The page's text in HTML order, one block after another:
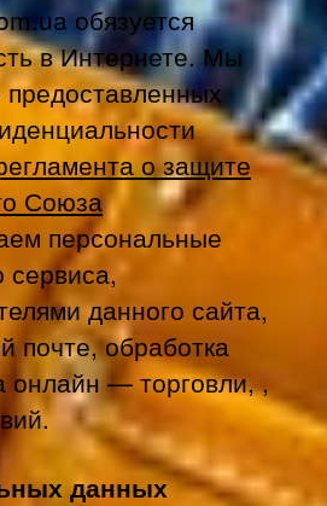
обязуется
в Интернете. Мы
о защите
Союза
персональные
данного сайта,
почте, обработка
онлайн — торговли, ,
данных